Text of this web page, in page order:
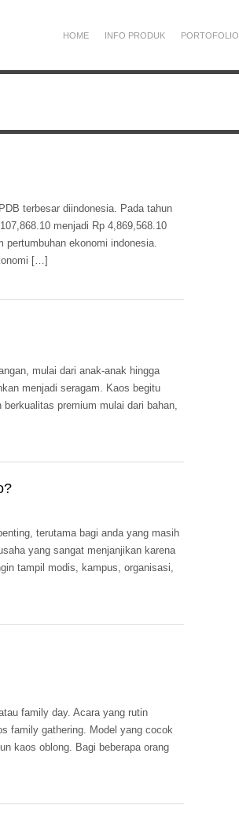
HOME INFO PRODUK PORTOFOLIO
terbesar diindonesia. Pada tahun
menjadi Rp 4,869,568.10
pertumbuhan ekonomi indonesia.
[…]
mulai dari anak-anak hingga
menjadi seragam. Kaos begitu
premium mulai dari bahan,
terutama bagi anda yang masih
yang sangat menjanjikan karena
tampil modis, kampus, organisasi,
family day. Acara yang rutin
family gathering. Model yang cocok
kaos oblong. Bagi beberapa orang